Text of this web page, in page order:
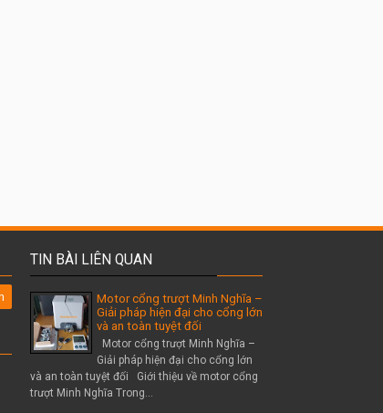
TIN BÀI LIÊN QUAN
Motor cổng trượt Minh Nghĩa –
Giải pháp hiện đại cho cổng lớn
và an toàn tuyệt đối
Motor cổng trượt Minh Nghĩa –
Giải pháp hiện đại cho cổng lớn
và an toàn tuyệt đối Giới thiệu về motor cổng
trượt Minh Nghĩa Trong...